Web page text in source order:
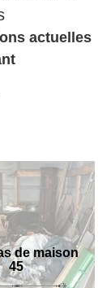
actuelles
de maison
45